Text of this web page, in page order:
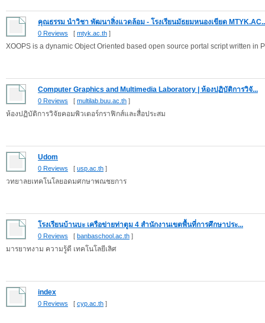
คุณธรรม นำวิชา พัฒนาสิ่งแวดล้อม - โรงเรียนมัธยมหนองเขียด
0 Reviews [ mtyk.ac.th ]
XOOPS is a dynamic Object Oriented based open source portal script written in
Computer Graphics and Multimedia Laboratory | ห้องปฏิบัติการวิจั...
0 Reviews [ multilab.buu.ac.th ]
ห้องปฏิบัติการวิจัยคอมพิวเตอร์กราฟิกส์และสื่อประสม
Udom
0 Reviews [ usp.ac.th ]
วทยาลยเทคโนโลยอดมศกษาพณชยการ
โรงเรียนบ้านบะ เครือข่ายท่าตูม 4 สำนักงานเขตพื้นที่การศึกษาประ...
0 Reviews [ banbaschool.ac.th ]
มารยาทงาม ความรู้ดี เทคโนโลยีเลิศ
index
0 Reviews [ cyp.ac.th ]